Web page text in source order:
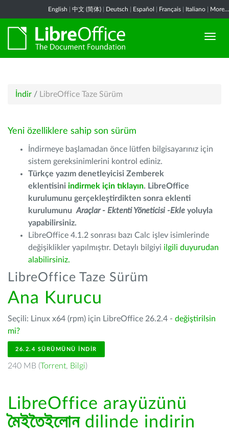
English 中文 (简体) Deutsch Español Français Italiano More...
İndir / LibreOffice Taze Sürüm
Yeni özelliklere sahip son sürüm
İndirmeye başlamadan önce lütfen bilgisayarınız için
sistem gereksinimlerini kontrol ediniz.
Türkçe yazım denetleyicisi Zemberek
eklentisini indirmek için tıklayın. LibreOffice
kurulumunu gerçekleştirdikten sonra eklenti
kurulumunu Araçlar - Ektenti Yöneticisi -Ekle yoluyla
yapabilirsiniz.
LibreOffice 4.1.2 sonrası bazı Calc işlev isimlerinde
değişiklikler yapılmıştır. Detaylı bilgiyi ilgili duyurudan
alabilirsiniz.
LibreOffice Taze Sürüm
Ana Kurucu
Seçili: Linux x64 (rpm) için LibreOffice 26.2.4 - değiştirilsin
mi?
26.2.4 SÜRÜMÜNÜ İNDIR
240 MB (Torrent, Bilgi)
LibreOffice arayüzünü
মৈইতৈইলোনdilinde indirin